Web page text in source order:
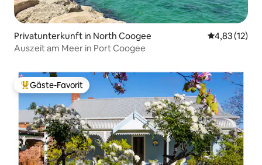
Privatunterkunft in North Coogee
4,83 (12)
Auszeit am Meer in Port Coogee
Beliebter Gäste-Favorit.
Gäste-Favorit